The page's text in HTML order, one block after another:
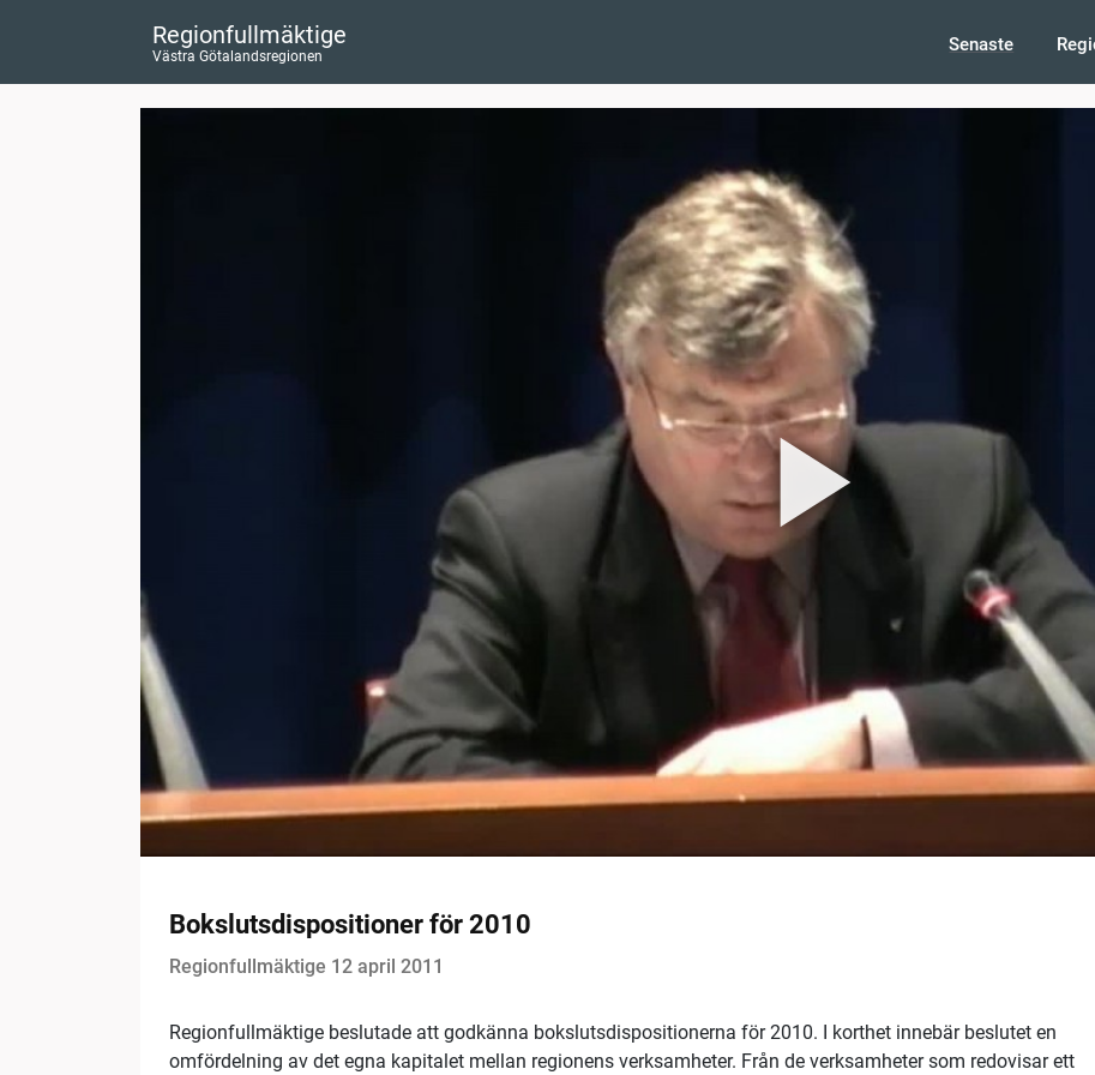
Regionfullmäktige
Västra Götalandsregionen
Senaste
Bokslutsdispositioner för 2010
Regionfullmäktige 12 april 2011
Regionfullmäktige beslutade att godkänna bokslutsdispositionerna för 2010. I korthet innebär beslutet en
omfördelning av det egna kapitalet mellan regionens verksamheter. Från de verksamheter som redovisar ett